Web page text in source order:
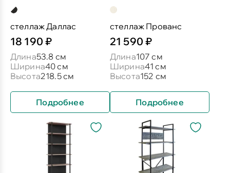
стеллаж Даллас
18 190 ₽
Длина53.8 см
Ширина40 см
Высота218.5 см
Подробнее
стеллаж Прованс
21 590 ₽
Длина107 см
Ширина41 см
Высота152 см
Подробнее